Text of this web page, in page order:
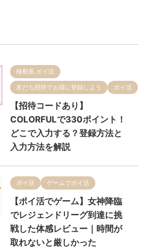
移動系 ポイ活
友だち招待でお得に登録しよう ポイ活
【招待コードあり】
COLORFULで330ポイント！
どこで入力する？登録方法と
入力方法を解説
ポイ活 ゲームでポイ活
【ポイ活でゲーム】女神降臨
でレジェンドリーグ到達に挑
戦した体感レビュー｜時間が
取れないと厳しかった